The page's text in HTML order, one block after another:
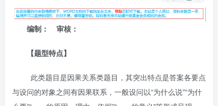
编制： 审核：
【题型特点】
此类题目是因果关系类题目，其突出特点是答案各要点
与设问的对象之间有因果联系，一般设问以“为什么说”“为什